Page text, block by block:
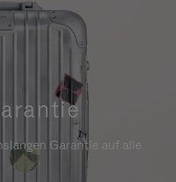
Garantie auf alle